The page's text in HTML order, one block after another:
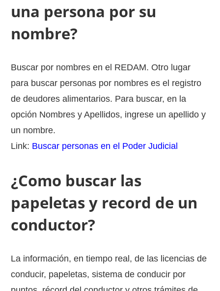
una persona por su
nombre?
Buscar por nombres en el REDAM. Otro lugar
para buscar personas por nombres es el registro
de deudores alimentarios. Para buscar, en la
opción Nombres y Apellidos, ingrese un apellido y
un nombre.
Link: Buscar personas en el Poder Judicial
¿Como buscar las
papeletas y record de un
conductor?
La información, en tiempo real, de las licencias de
conducir, papeletas, sistema de conducir por